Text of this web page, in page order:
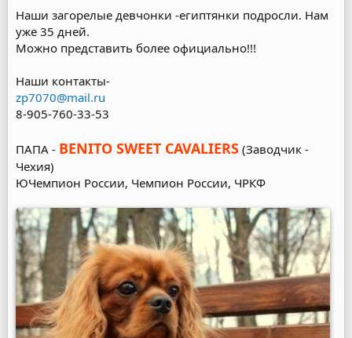
Наши загорелые девчонки -египтянки подросли. Нам
уже 35 дней.
Можно представить более официально!!!
Наши контакты-
zp7070@mail.ru
8-905-760-33-53
ПАПА - BENITO SWEET CAVALIERS (Заводчик -
Чехия)
ЮЧемпион России, Чемпион России, ЧРКФ